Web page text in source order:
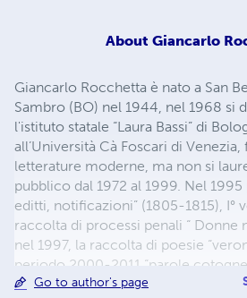
About Giancarlo
Giancarlo Rocchetta è nato a San
Sambro (BO) nel 1944, nel 1968 si
l'istituto statale “Laura Bassi” di
all’Università Cà Foscari di
letterature moderne, ma non si
pubblico dal 1972 al 1999. Nel 1995
editti, notificazioni” (1805-1815), I°
raccolta di processi penali “ Donne
nel 1997, la raccolta di poesie
periodo 2000-2011 “parole
sogni della giovinezza” (romanzo),
Go to author's page